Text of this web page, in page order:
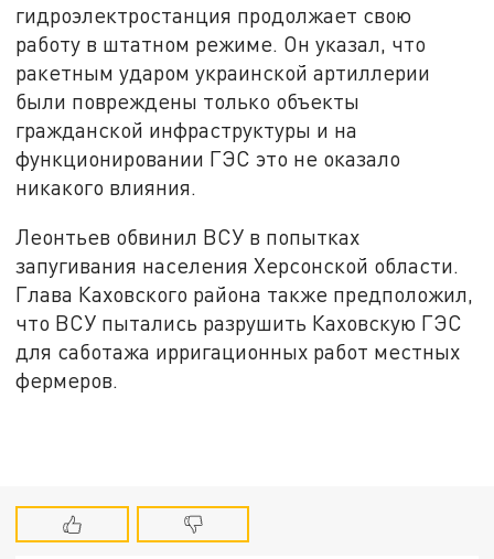
гидроэлектростанция продолжает свою
работу в штатном режиме. Он указал, что
ракетным ударом украинской артиллерии
были повреждены только объекты
гражданской инфраструктуры и на
функционировании ГЭС это не оказало
никакого влияния.
Леонтьев обвинил ВСУ в попытках
запугивания населения Херсонской области.
Глава Каховского района также предположил,
что ВСУ пытались разрушить Каховскую ГЭС
для саботажа ирригационных работ местных
фермеров.